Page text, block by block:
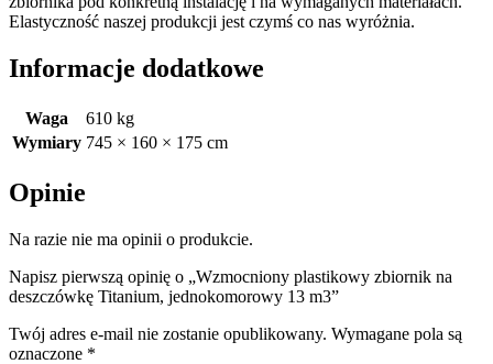
Elastyczność naszej produkcji jest czymś co nas wyróżnia.
Informacje dodatkowe
Waga
610 kg
Wymiary 745 × 160 × 175 cm
Opinie
Na razie nie ma opinii o produkcie.
Napisz pierwszą opinię o „Wzmocniony plastikowy zbiornik na
deszczówkę Titanium, jednokomorowy 13 m3”
Twój adres e-mail nie zostanie opublikowany. Wymagane pola są
oznaczone *